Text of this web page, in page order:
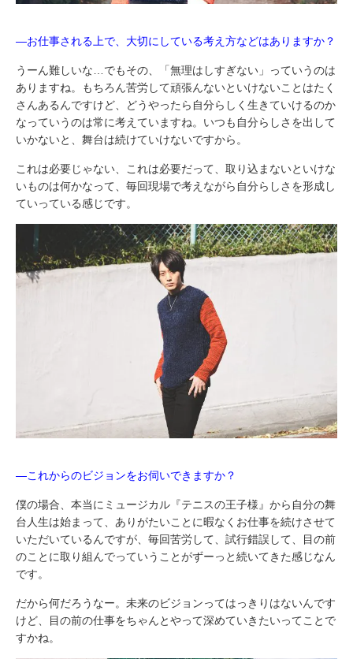
―お仕事される上で、大切にしている考え方などはありますか？
うーん難しいな…でもその、「無理はしすぎない」っていうのは
ありますね。もちろん苦労して頑張んないといけないことはたく
さんあるんですけど、どうやったら自分らしく生きていけるのか
なっていうのは常に考えていますね。いつも自分らしさを出して
いかないと、舞台は続けていけないですから。
これは必要じゃない、これは必要だって、取り込まないといけな
いものは何かなって、毎回現場で考えながら自分らしさを形成し
ていっている感じです。
―これからのビジョンをお伺いできますか？
僕の場合、本当にミュージカル『テニスの王子様』から自分の舞
台人生は始まって、ありがたいことに暇なくお仕事を続けさせて
いただいているんですが、毎回苦労して、試行錯誤して、目の前
のことに取り組んでっていうことがずーっと続いてきた感じなん
です。
だから何だろうなー。未来のビジョンってはっきりはないんです
けど、目の前の仕事をちゃんとやって深めていきたいってことで
すかね。